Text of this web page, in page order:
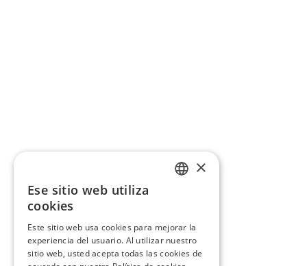
×
Ese sitio web utiliza
cookies
Este sitio web usa cookies para mejorar la
experiencia del usuario. Al utilizar nuestro
sitio web, usted acepta todas las cookies de